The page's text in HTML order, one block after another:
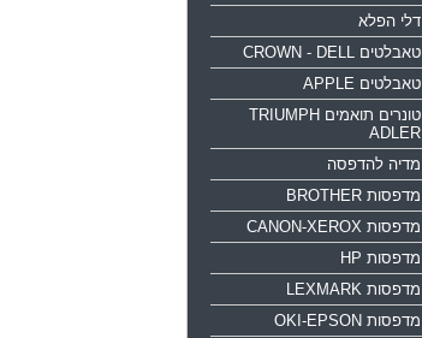
דלי הפלא
טאבלטים CROWN - DELL
טאבלטים APPLE
טונרים תואמים TRIUMPH
ADLER
מדיה להדפסה
מדפסות BROTHER
מדפסות CANON-XEROX
מדפסות HP
מדפסות LEXMARK
מדפסות OKI-EPSON